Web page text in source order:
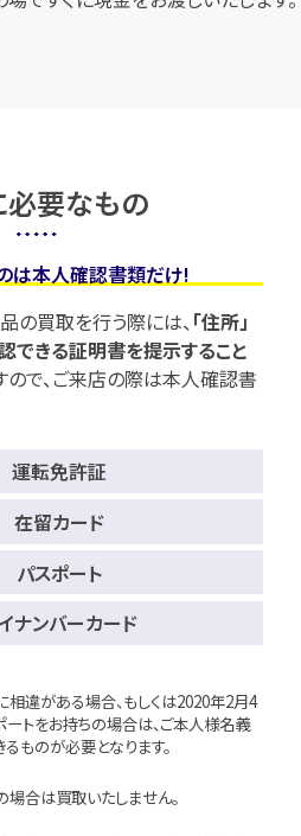
必要なもの
は本人確認書類だけ!
の買取を行う際には、「住所」
認できる証明書を提示すること
で、ご来店の際は本人確認書
運転免許証
在留カード
パスポート
ナンバーカード
違がある場合、もしくは2020年2月4
トをお持ちの場合は、ご本人様名義
ものが必要となります。
合は買取いたしません。